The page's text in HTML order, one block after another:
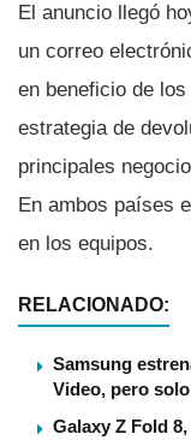
El anuncio llegó
un correo
en beneficio de
estrategia de
principales
En ambos paí­ses
en los equipos.
RELACIONADO:
Samsung
Video, pero
Galaxy Z Fold